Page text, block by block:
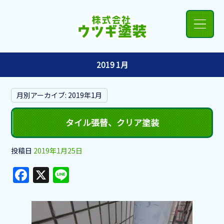
2019 1月
月別アーカイブ: 2019年1月
タイル張替、クリア塗装
投稿日 2019年1月25日
F
a
c
X
e